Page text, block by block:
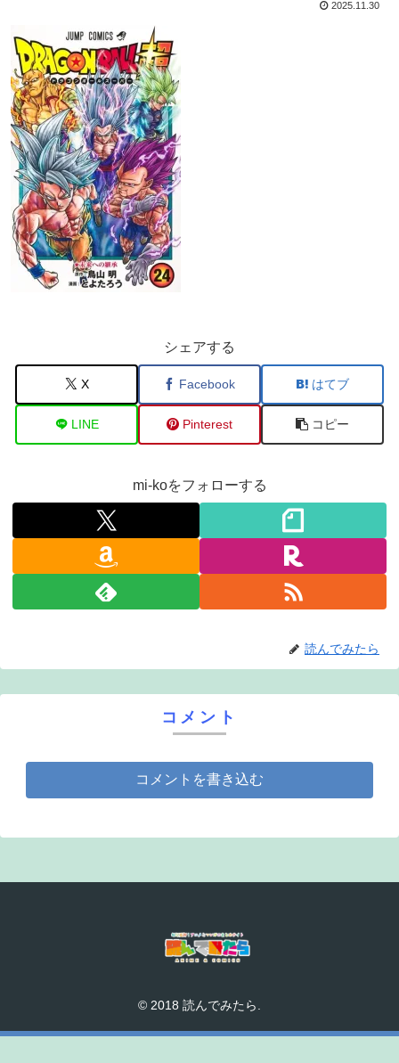
2025.11.30
シェアする
X Facebook はてブ
LINE Pinterest コピー
mi-koをフォローする
読んでみたら
コメント
コメントを書き込む
© 2018 読んでみたら.